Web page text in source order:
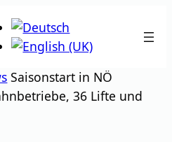
Saisonstart in NÖ
36 Lifte und